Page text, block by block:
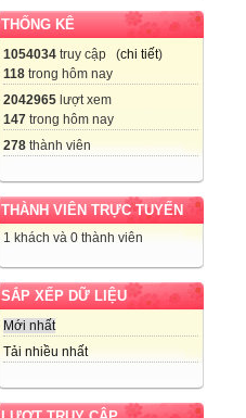
THỐNG KÊ
1054034 truy cập (chi tiết)
118 trong hôm nay
2042965 lượt xem
147 trong hôm nay
278 thành viên
THÀNH VIÊN TRỰC TUYẾN
1 khách và 0 thành viên
SẮP XẾP DỮ LIỆU
Mới nhất
Tải nhiều nhất